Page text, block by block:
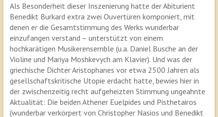
Als Besonderheit dieser Inszenierung hatte der Abiturient
Benedikt Burkard extra zwei Ouvertüren komponiert, mit
denen er die Gesamtstimmung des Werks wunderbar
einzufangen verstand – unterstützt von einem
hochkarätigen Musikerensemble (u.a. Daniel Busche an der
Violine und Mariya Moshkevych am Klavier). Und was der
griechische Dichter Aristophanes vor etwa 2500 Jahren als
gesellschaftskritische Utopie erdacht hatte, bewies hier in
der zwischenzeitig recht aufgeheizten Stimmung ungeahnte
Aktualität: Die beiden Athener Euelpides und Pisthetairos
(wunderbar verkörpert von Christopher Nasios und Benedikt